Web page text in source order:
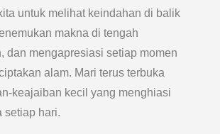
untuk melihat keindahan di balik
makna di tengah
dan mengapresiasi setiap momen
alam. Mari terus terbuka
keajaiban kecil yang menghiasi
setiap hari.